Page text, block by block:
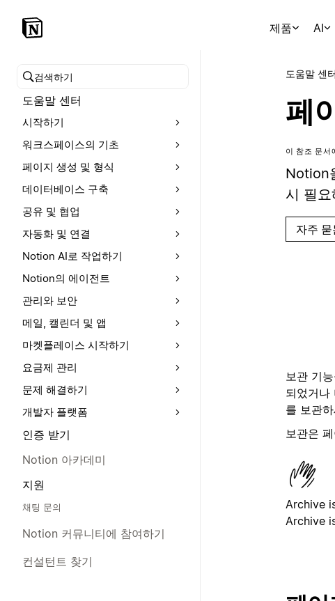
제품 AI
도움말 센터 검색
도움말 센터
시작하기
워크스페이스의 기초
페이지 생성 및 형식
데이터베이스 구축
공유 및 협업
자동화 및 연결
Notion AI로 작업하기
Notion의 에이전트
관리와 보안
메일, 캘린더 및 앱
마켓플레이스 시작하기
요금제 관리
문제 해결하기
개발자 플랫폼
인증 받기
Notion 아카데미
지원
채팅 문의
Notion 커뮤니티에 참여하기
컨설턴트 찾기
도움말 센터
페
이 참조 문서
Notion
시 필
자주
보관 기
되었거나
를 보관
보관은
Archive
Archive